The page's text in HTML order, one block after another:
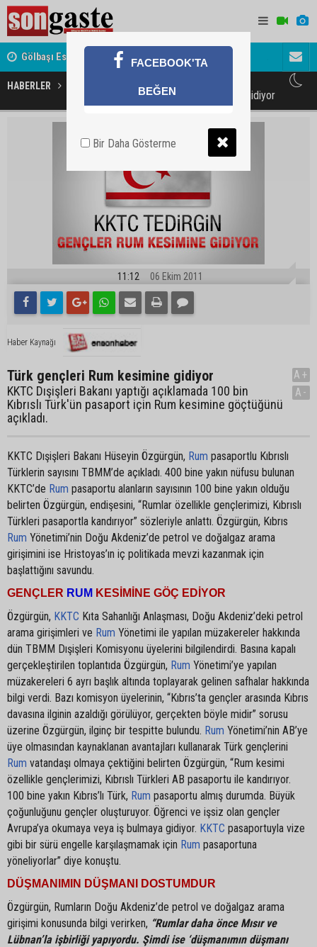
Gölbaşı Esnafının Sesi Ankara Kalkınma Ajansı'nda Avukat
akını
HABERLER
Türk gençleri Rum kesimine gidiyor
11:12 06 Ekim 2011
Haber Kaynağı
Türk gençleri Rum kesimine gidiyor
KKTC Dışişleri Bakanı yaptığı açıklamada 100 bin
Kıbrıslı Türk'ün pasaport için Rum kesimine göçtüğünü
açıkladı.
A+
A-
KKTC Dışişleri Bakanı Hüseyin Özgürgün, Rum pasaportlu Kıbrıslı
Türklerin sayısını TBMM’de açıkladı. 400 bine yakın nüfusu bulunan
KKTC’de Rum pasaportu alanların sayısının 100 bine yakın olduğu
belirten Özgürgün, endişesini, “Rumlar özellikle gençlerimizi, Kıbrıslı
Türkleri pasaportla kandırıyor” sözleriyle anlattı. Özgürgün, Kıbrıs
Rum Yönetimi’nin Doğu Akdeniz’de petrol ve doğalgaz arama
girişimini ise Hristoyas’ın iç politikada mevzi kazanmak için
başlattığını savundu.
GENÇLER RUM KESİMİNE GÖÇ EDİYOR
Özgürgün, KKTC Kıta Sahanlığı Anlaşması, Doğu Akdeniz’deki petrol
arama girişimleri ve Rum Yönetimi ile yapılan müzakereler hakkında
dün TBMM Dışişleri Komisyonu üyelerini bilgilendirdi. Basına kapalı
gerçekleştirilen toplantıda Özgürgün, Rum Yönetimi’ye yapılan
müzakereleri 6 ayrı başlık altında toplayarak gelinen safhalar hakkında
bilgi verdi. Bazı komisyon üyelerinin, “Kıbrıs’ta gençler arasında Kıbrıs
davasına ilginin azaldığı görülüyor, gerçekten böyle midir” sorusu
üzerine Özgürgün, ilginç bir tespitte bulundu. Rum Yönetimi’nin AB’ye
üye olmasından kaynaklanan avantajları kullanarak Türk gençlerini
Rum vatandaşı olmaya çektiğini belirten Özgürgün, “Rum kesimi
özellikle gençlerimizi, Kıbrıslı Türkleri AB pasaportu ile kandırıyor.
100 bine yakın Kıbrıs’lı Türk, Rum pasaportu almış durumda. Büyük
çoğunluğunu gençler oluşturuyor. Öğrenci ve işsiz olan gençler
Avrupa’ya okumaya veya iş bulmaya gidiyor. KKTC pasaportuyla vize
gibi bir sürü engelle karşılaşmamak için Rum pasaportuna
yöneliyorlar” diye konuştu.
DÜŞMANIMIN DÜŞMANI DOSTUMDUR
Özgürgün, Rumların Doğu Akdeniz’de petrol ve doğalgaz arama
girişimi konusunda bilgi verirken, “Rumlar daha önce Mısır ve
Lübnan’la işbirliği yapıyordu. Şimdi ise ‘düşmanımın düşmanı
FACEBOOK'TA
BEĞEN
Bir Daha Gösterme